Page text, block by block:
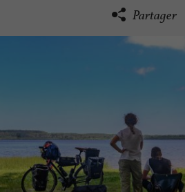
Partager